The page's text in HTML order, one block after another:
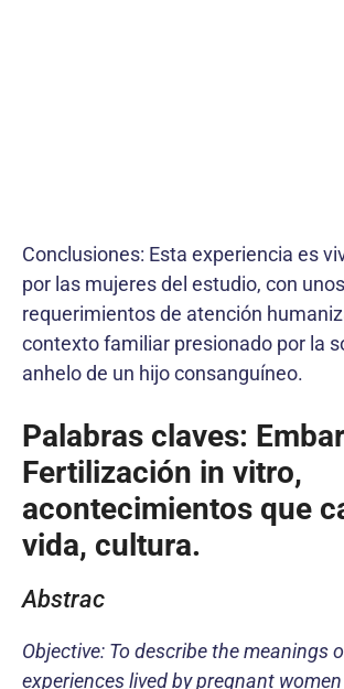
Conclusiones: Esta experiencia es
por las mujeres del estudio, con unos
requerimientos de atención
contexto familiar presionado por la
anhelo de un hijo consanguíneo.
Palabras claves:
Fertilización in vitro,
acontecimientos que
vida, cultura.
Abstrac
Objective: To describe the meanings
experiences lived by pregnant